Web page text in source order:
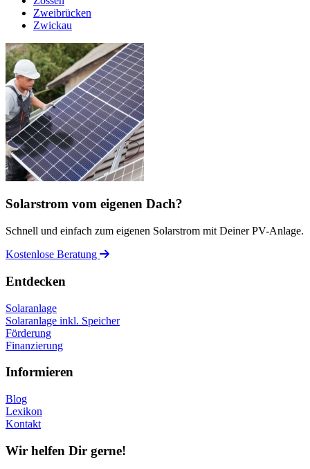
Zweibrücken
Zwickau
Solarstrom vom eigenen Dach?
Schnell und einfach zum eigenen Solarstrom mit Deiner PV-Anlage.
Kostenlose Beratung
Entdecken
Solaranlage
Solaranlage inkl. Speicher
Förderung
Finanzierung
Informieren
Blog
Lexikon
Kontakt
Wir helfen Dir gerne!